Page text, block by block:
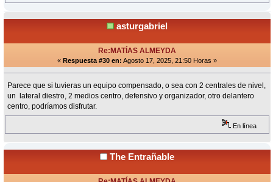
asturgabriel
Re:MATÍAS ALMEYDA
« Respuesta #30 en: Agosto 17, 2025, 21:50 Horas »
Parece que si tuvieras un equipo compensado, o sea con 2 centrales de nivel,
un lateral diestro, 2 medios centro, defensivo y organizador, otro delantero
centro, podríamos disfrutar.
En línea
The Entrañable